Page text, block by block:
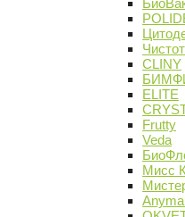
CLINY
ELITE
Frutty
Veda
Мисс